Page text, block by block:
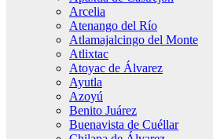
Arcelia
Atenango del Río
Atlamajalcingo del Monte
Atlixtac
Atoyac de Álvarez
Ayutla
Azoyú
Benito Juárez
Buenavista de Cuéllar